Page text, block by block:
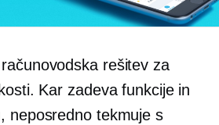
rešitev za
Kar zadeva funkcije in
neposredno tekmuje s